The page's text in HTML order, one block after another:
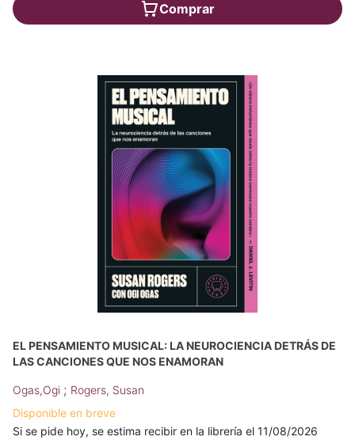
Comprar
EL PENSAMIENTO MUSICAL: LA NEUROCIENCIA DETRÁS DE
LAS CANCIONES QUE NOS ENAMORAN
Ogas,Ogi ; Rogers, Susan
Disponible en breve
Si se pide hoy, se estima recibir en la librería el 11/08/2026